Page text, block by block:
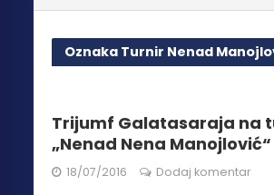
Oznaka Turnir Nenad
Trijumf Galatasaraja na
„Nenad Nena Manojlović“
18/07/2016 Dodaj komentar